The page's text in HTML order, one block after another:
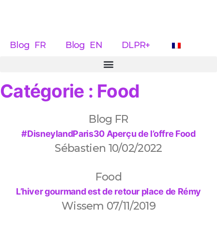
Blog FR Blog EN DLPR+
Catégorie : Food
Blog FR
#DisneylandParis30 Aperçu de l’offre Food
Sébastien 10/02/2022
Food
L’hiver gourmand est de retour place de Rémy
Wissem 07/11/2019